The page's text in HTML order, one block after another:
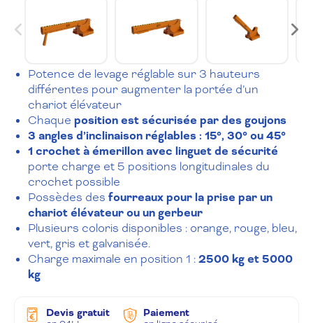
Potence de levage réglable sur 3 hauteurs
différentes pour augmenter la portée d’un
chariot élévateur
Chaque position est sécurisée par des goujons
3 angles d’inclinaison réglables : 15°, 30° ou 45°
1 crochet à émerillon avec linguet de sécurité
porte charge et 5 positions longitudinales du
crochet possible
Possèdes des fourreaux pour la prise par un
chariot élévateur ou un gerbeur
Plusieurs coloris disponibles : orange, rouge, bleu,
vert, gris et galvanisée.
Charge maximale en position 1 :2500 kg et 5000
kg
Devis gratuit Paiement